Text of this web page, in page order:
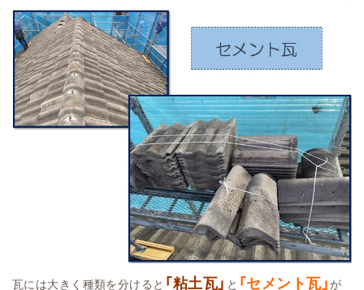
瓦には大きく種類を分けると 「粘土瓦」 と 「セメント瓦」 が